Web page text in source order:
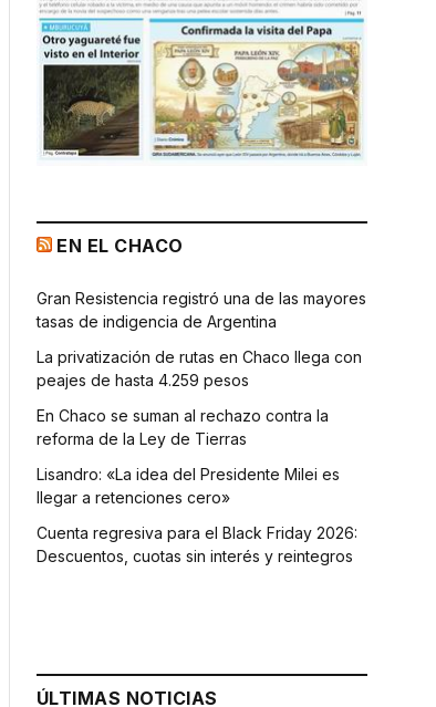
EN EL CHACO
Gran Resistencia registró una de las mayores
tasas de indigencia de Argentina
La privatización de rutas en Chaco llega con
peajes de hasta 4.259 pesos
En Chaco se suman al rechazo contra la
reforma de la Ley de Tierras
Lisandro: «La idea del Presidente Milei es
llegar a retenciones cero»
Cuenta regresiva para el Black Friday 2026:
Descuentos, cuotas sin interés y reintegros
ÚLTIMAS NOTICIAS